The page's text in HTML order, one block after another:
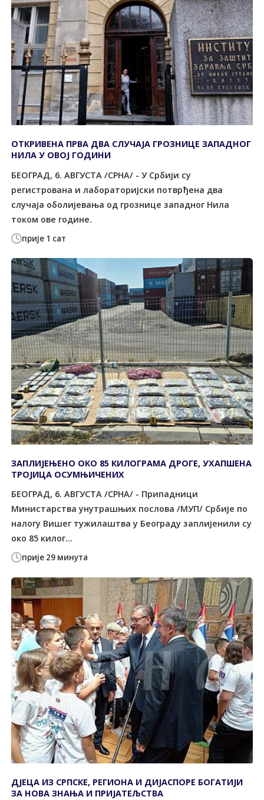
прије 1 сат
ОТКРИВЕНА ПРВА ДВА СЛУЧАЈА ГРОЗНИЦЕ ЗАПАДНОГ
НИЛА У ОВОЈ ГОДИНИ
БЕОГРАД, 6. АВГУСТА /СРНА/ - У Србији су
регистрована и лабораторијски потврђена два
случаја оболијевања од грознице западног Нила
током ове године.
прије 29 минута
ЗАПЛИЈЕЊЕНО ОКО 85 КИЛОГРАМА ДРОГЕ, УХАПШЕНА
ТРОЈИЦА ОСУМЊИЧЕНИХ
БЕОГРАД, 6. АВГУСТА /СРНА/ - Припадници
Министарства унутрашњих послова /МУП/ Србије по
налогу Вишег тужилаштва у Београду заплијенили су
око 85 килог...
ДЈЕЦА ИЗ СРПСКЕ, РЕГИОНА И ДИЈАСПОРЕ БОГАТИЈИ
ЗА НОВА ЗНАЊА И ПРИЈАТЕЉСТВА